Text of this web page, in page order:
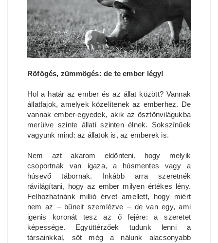
Röfögés, zümmögés: de te ember légy!
Hol a határ az ember és az állat között? Vannak
állatfajok, amelyek közelítenek az emberhez. De
vannak ember-egyedek, akik az ösztönvilágukba
merülve szinte állati szinten élnek. Sokszínűek
vagyunk mind: az állatok is, az emberek is.
Nem azt akarom eldönteni, hogy melyik
csoportnak van igaza, a húsmentes vagy a
húsevő tábornak. Inkább arra szeretnék
rávilágítani, hogy az ember milyen értékes lény.
Felhozhatnánk millió érvet amellett, hogy miért
nem az – bűneit szemlézve – de van egy, ami
igenis koronát tesz az ő fejére: a szeretet
képessége. Együttérzőek tudunk lenni a
társainkkal, sőt még a nálunk alacsonyabb